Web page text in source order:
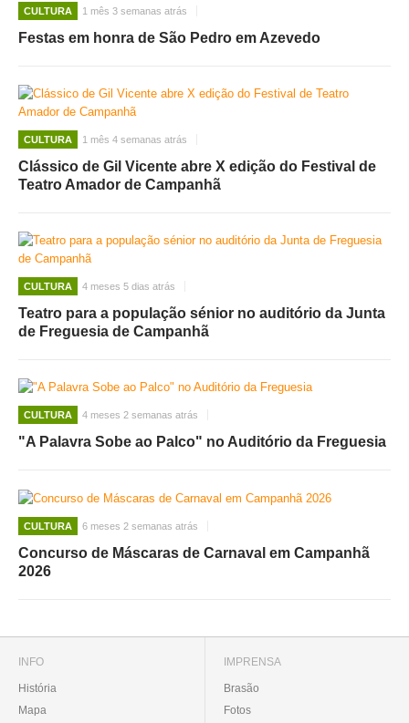
CULTURA 1 mês 3 semanas atrás
Festas em honra de São Pedro em Azevedo
CULTURA 1 mês 4 semanas atrás
Clássico de Gil Vicente abre X edição do Festival de
Teatro Amador de Campanhã
CULTURA 4 meses 5 dias atrás
Teatro para a população sénior no auditório da Junta
de Freguesia de Campanhã
CULTURA 4 meses 2 semanas atrás
"A Palavra Sobe ao Palco" no Auditório da Freguesia
CULTURA 6 meses 2 semanas atrás
Concurso de Máscaras de Carnaval em Campanhã
2026
INFO
História
Mapa
IMPRENSA
Brasão
Fotos